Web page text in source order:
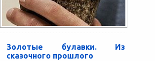
Золотые булавки. Из
сказочного прошлого